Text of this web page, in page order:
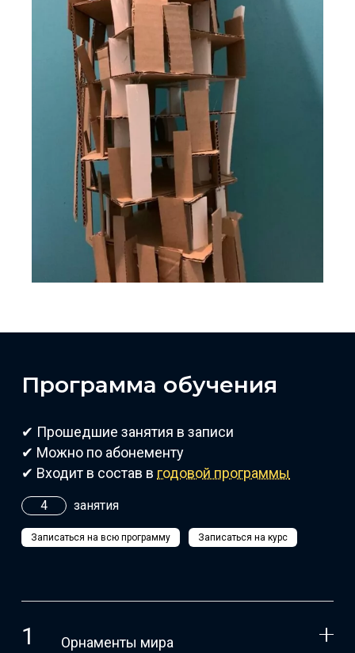
Программа обучения
✔ Прошедшие занятия в записи
✔ Можно по абонементу
✔ Входит в состав в годовой программы
4 занятия
Записаться на всю программу Записаться на курс
Орнаменты мира